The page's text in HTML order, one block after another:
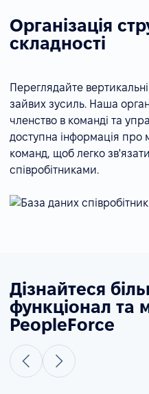
Організація
складності
Переглядайте
зайвих зусиль. Наша
членство в команді та
доступна інформація про
команд, щоб легко
співробітниками.
Дізнайтеся
функціонал та
PeopleForce